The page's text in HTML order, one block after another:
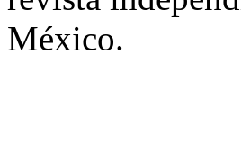
México.